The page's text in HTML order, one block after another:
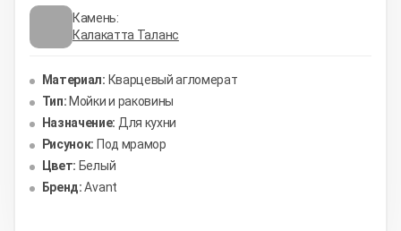
Камень:
Калакатта Таланс
Материал: Кварцевый агломерат
Тип: Мойки и раковины
Назначение: Для кухни
Рисунок: Под мрамор
Цвет: Белый
Бренд: Avant